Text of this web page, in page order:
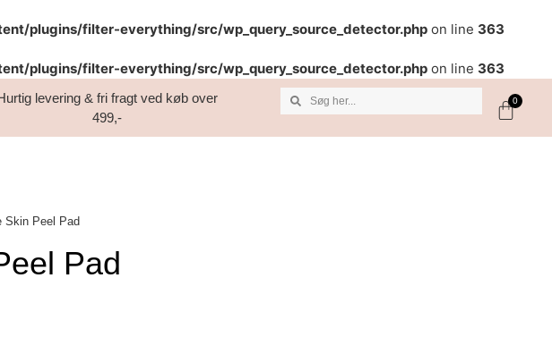
plugins/filter-everything/src/wp_query_source_detector.php on line 363
plugins/filter-everything/src/wp_query_source_detector.php on line 363
levering & fri fragt ved køb over
499,-
0
Skin Peel Pad
Pad